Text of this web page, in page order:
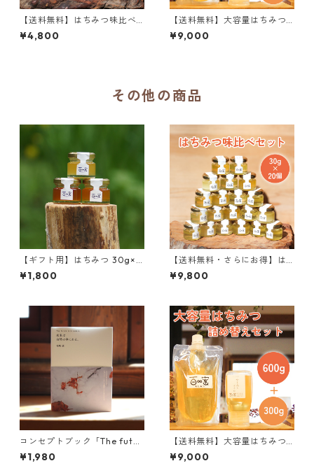
【送料無料】はちみつ味比べ
セット 30g×8個
¥4,800
【送料無料】大容量はちみつ 6
00g ＋ はちみつ 300g 詰め
替えセット
¥9,000
その他の商品
【ギフト用】はちみつ 30g×3
個 箱入り
¥1,800
【送料無料・さらにお得】は
ちみつ味比べセット 30g×20
個
¥9,800
コンセプトブック「The futur
e is in nature. 未来は自然の
中にある。」
¥1,980
【送料無料】大容量はちみつ 6
00g ＋ はちみつ 300g 詰め
替えセット
¥9,000